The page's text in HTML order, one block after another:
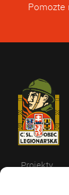
Pomozte
Projekty